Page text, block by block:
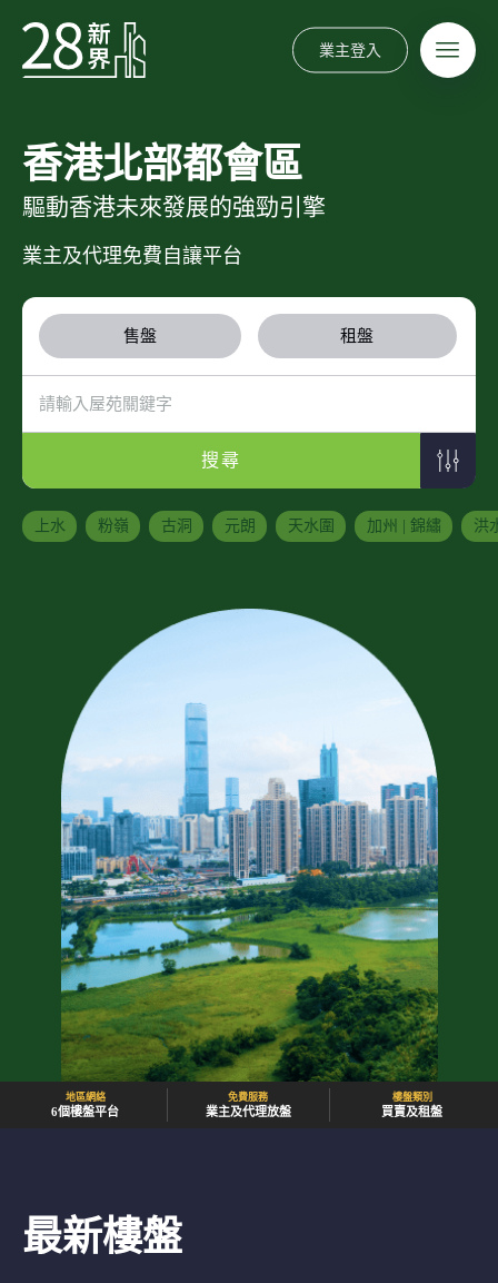
業主登入
香港北部都會區
驅動香港未來發展的強勁引擎
業主及代理免費自讓平台
售盤 租盤
搜尋
上水 粉嶺 古洞 元朗 天水圍 加州 | 錦繡 洪
地區網絡
6個樓盤平台
免費服務
業主及代理放盤
樓盤類別
買賣及租盤
最新樓盤